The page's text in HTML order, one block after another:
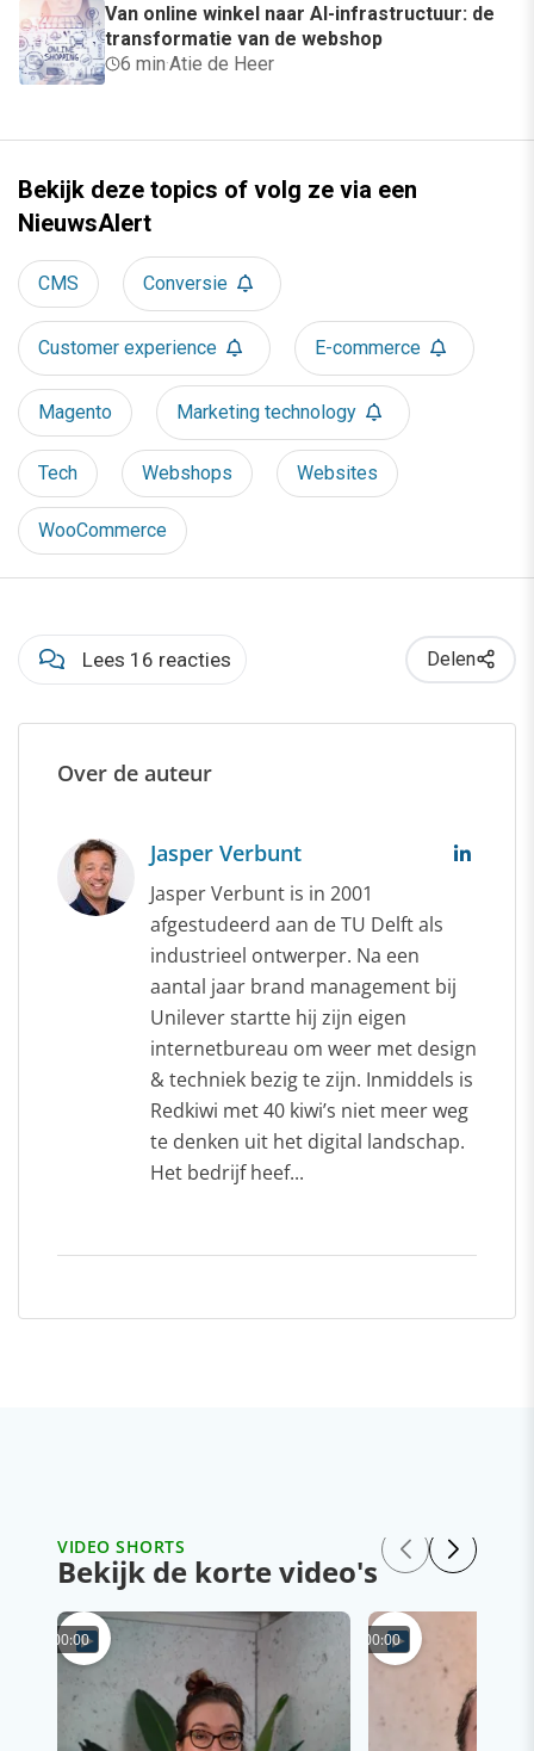
Van online winkel naar AI-infrastructuur: de
transformatie van de webshop
6 min·Atie de Heer
Bekijk deze topics of volg ze via een
NieuwsAlert
CMS Conversie
Customer experience E-commerce
Magento Marketing technology
Tech Webshops Websites
WooCommerce
Lees 16 reacties Delen
Over de auteur
Jasper Verbunt
Jasper Verbunt is in 2001
afgestudeerd aan de TU Delft als
industrieel ontwerper. Na een
aantal jaar brand management bij
Unilever startte hij zijn eigen
internetbureau om weer met design
& techniek bezig te zijn. Inmiddels is
Redkiwi met 40 kiwi’s niet meer weg
te denken uit het digital landschap.
Het bedrijf heef...
VIDEO SHORTS
Bekijk de korte video's
00:00 00:00